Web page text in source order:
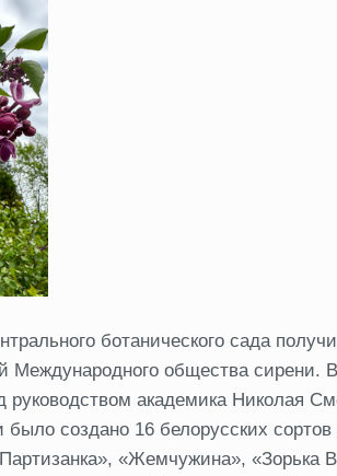
ботанического сада
Международного общества сирени.
руководством академика Николая
создано 16 белорусских
«Жемчужина», «Зорька